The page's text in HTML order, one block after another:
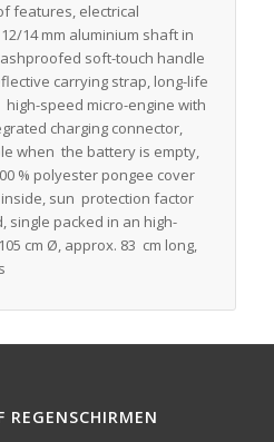
features, electrical
14 mm aluminium shaft in
soft-touch handle
carrying strap, long-life
speed micro-engine with
charging connector,
when the battery is empty,
% polyester pongee cover
sun protection factor
single packed in an high-
cm Ø, approx. 83 cm long,